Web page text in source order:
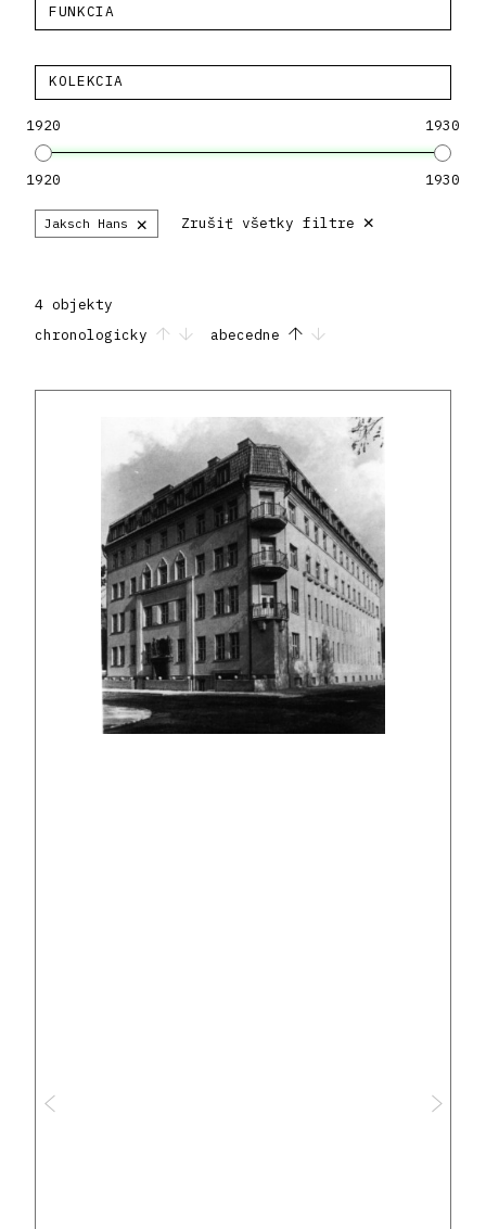
FUNKCIA
KOLEKCIA
1920 1930
1920 1930
Jaksch Hans × Zrušiť všetky filtre ×
4 objekty
chronologicky
abecedne